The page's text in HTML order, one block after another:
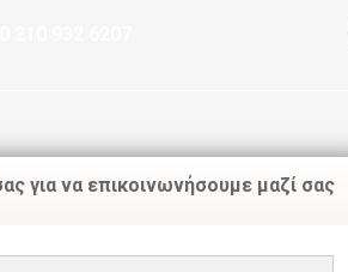
για να επικοινωνήσουμε μαζί σας